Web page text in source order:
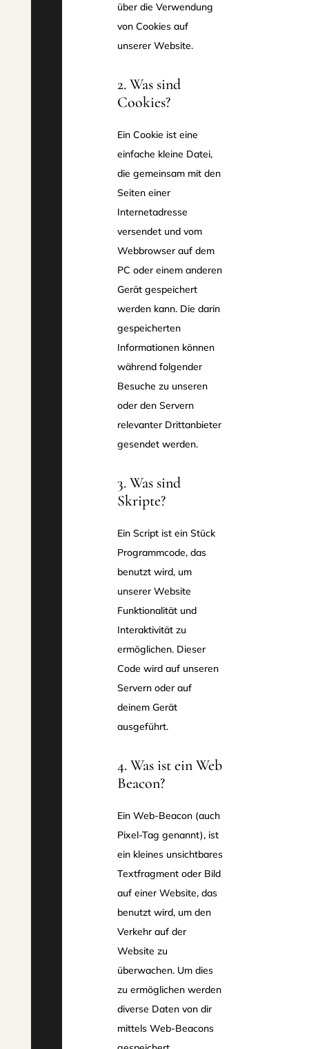
über die Verwendung
von Cookies auf
unserer Website.
2. Was sind
Cookies?
Ein Cookie ist eine
einfache kleine Datei,
die gemeinsam mit den
Seiten einer
Internetadresse
versendet und vom
Webbrowser auf dem
PC oder einem anderen
Gerät gespeichert
werden kann. Die darin
gespeicherten
Informationen können
während folgender
Besuche zu unseren
oder den Servern
relevanter Drittanbieter
gesendet werden.
3. Was sind
Skripte?
Ein Script ist ein Stück
Programmcode, das
benutzt wird, um
unserer Website
Funktionalität und
Interaktivität zu
ermöglichen. Dieser
Code wird auf unseren
Servern oder auf
deinem Gerät
ausgeführt.
4. Was ist ein Web
Beacon?
Ein Web-Beacon (auch
Pixel-Tag genannt), ist
ein kleines unsichtbares
Textfragment oder Bild
auf einer Website, das
benutzt wird, um den
Verkehr auf der
Website zu
überwachen. Um dies
zu ermöglichen werden
diverse Daten von dir
mittels Web-Beacons